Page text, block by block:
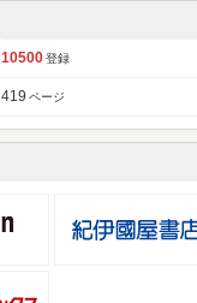
10500 登録
419 ページ